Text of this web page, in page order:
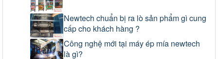
Newtech chuẩn bị ra lò sản phẩm gì cung
cấp cho khách hàng ?
Công nghệ mới tại máy ép mía newtech
là gì?